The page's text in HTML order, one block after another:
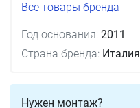
Все товары бренда
Год основания: 2011
Страна бренда: Италия
Нужен монтаж?